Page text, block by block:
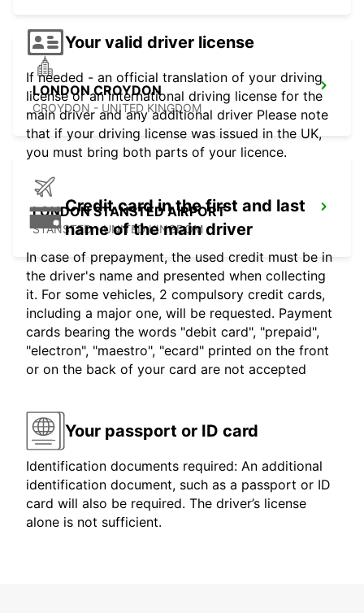
LONDON CROYDON
CROYDON - UNITED KINGDOM
LONDON STANSTED AIRPORT
STANSTED - UNITED KINGDOM
Your valid driver license
If needed - an official translation of your driving
license or an international driving license for the
main driver and any additional driver Please note
that if your driving license was issued in the UK,
you must bring both parts of your licence.
Credit card in the first and last
name of the main driver
In case of prepayment, the used credit must be in
the driver's name and presented when collecting
it. For some vehicles, 2 compulsory credit cards,
including a major one, will be requested. Payment
cards bearing the words "debit card", "prepaid",
"electron", "maestro", "ecard" printed on the front
or on the back of your card are not accepted
Your passport or ID card
Identification documents required: An additional
identification document, such as a passport or ID
card will also be required. The driver’s license
alone is not sufficient.